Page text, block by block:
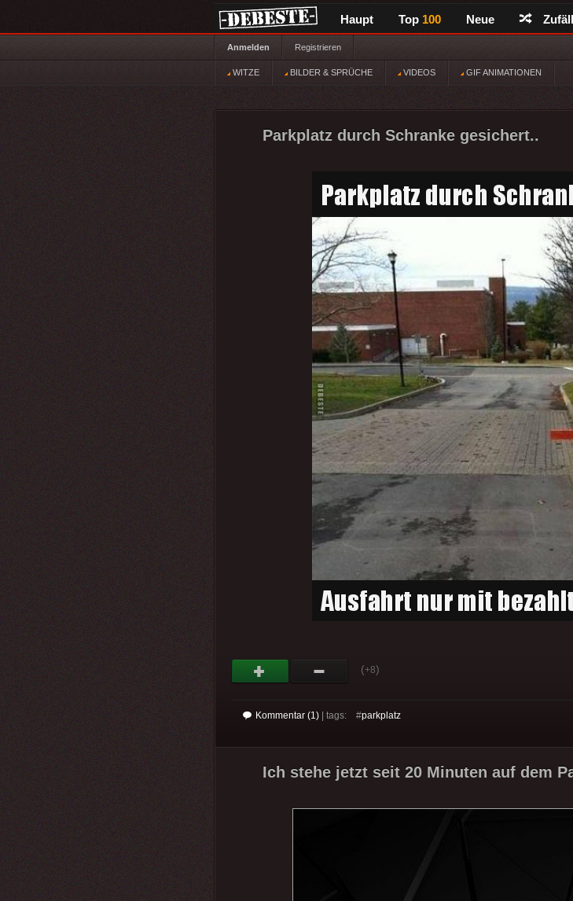
Haupt Top 100 Neue
Anmelden Registrieren
WITZE BILDER & SPRÜCHE VIDEOS GIF ANIMATIONEN
Parkplatz durch Schranke gesichert..
(+8)
Kommentar (1) | tags: #parkplatz
Ich stehe jetzt seit 20 Minuten auf dem